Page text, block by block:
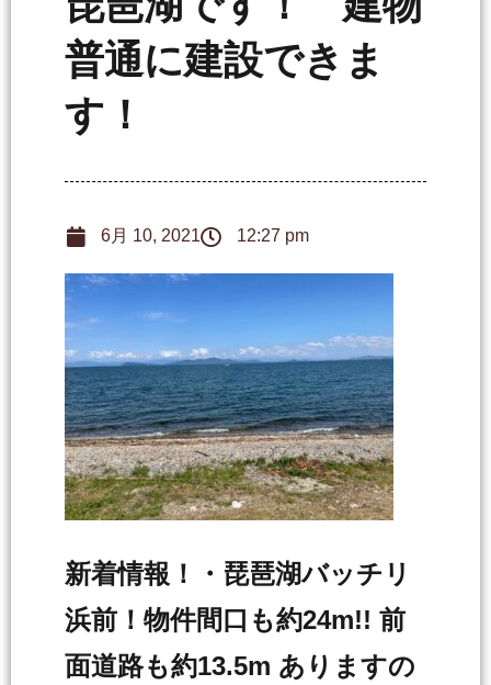
普通に建設できま
す！
6月 10, 2021 12:27 pm
新着情報！・琵琶湖バッチリ
浜前！物件間口も約24m!! 前
面道路も約13.5m ありますの